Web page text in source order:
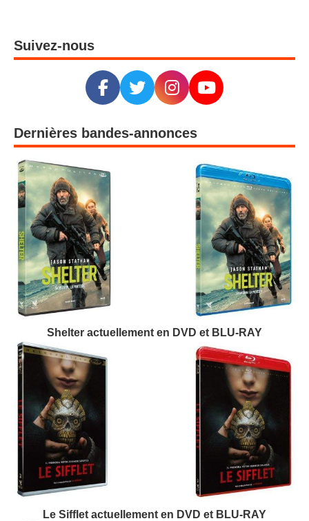
Suivez-nous
Dernières bandes-annonces
Shelter actuellement en DVD et BLU-RAY
Le Sifflet actuellement en DVD et BLU-RAY